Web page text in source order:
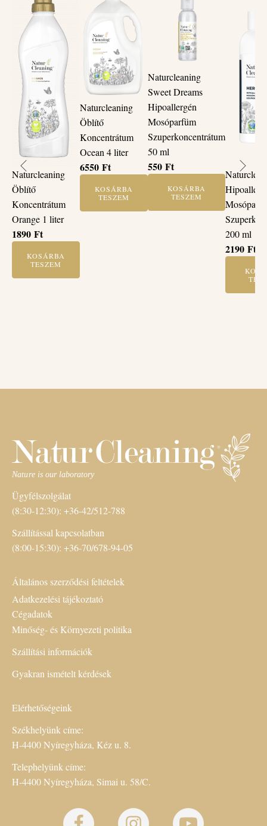
Naturcleaning
Öblítő
Koncentrátum
Orange 1 liter
1890 Ft
KOSÁRBA
TESZEM
Naturcleaning
Öblítő
Koncentrátum
Ocean 4 liter
6550 Ft
KOSÁRBA
TESZEM
Naturcleaning
Sweet Dreams
Hipoallergén
Mosóparfüm
Szuperkoncentrátum
50 ml
550 Ft
KOSÁRBA
TESZEM
200 ml
2190 Ft
Ügyfélszolgálat
(8:30-12:30): +36-42/512-788
Szállítással kapcsolatban
(8:00-15:30): +36-70/678-94-05
Általános szerződési feltételek
Adatkezelési tájékoztató
Cégadatok
Minőség- és Környezeti politika
Szállítási információk
Gyakran ismételt kérdések
Elérhetőségeink
Székhelyünk címe:
H-4400 Nyíregyháza, Kéz u. 8.
Telephelyünk címe:
H-4400 Nyíregyháza, Simai u. 58/C.